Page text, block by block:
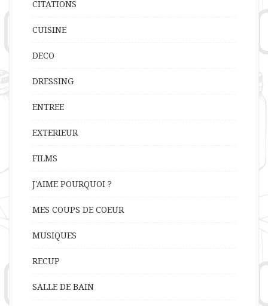
CITATIONS
CUISINE
DECO
DRESSING
ENTREE
EXTERIEUR
FILMS
J'AIME POURQUOI ?
MES COUPS DE COEUR
MUSIQUES
RECUP
SALLE DE BAIN